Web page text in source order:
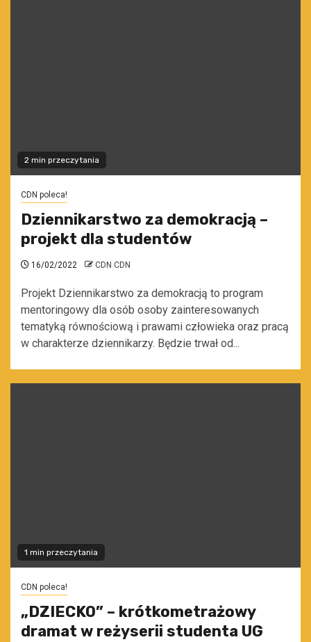
2 min przeczytania
CDN poleca!
Dziennikarstwo za demokracją –
projekt dla studentów
16/02/2022 CDN CDN
Projekt Dziennikarstwo za demokracją to program
mentoringowy dla osób osoby zainteresowanych
tematyką równościową i prawami człowieka oraz pracą
w charakterze dziennikarzy. Będzie trwał od...
1 min przeczytania
CDN poleca!
„DZIECKO” – krótkometrażowy
dramat w reżyserii studenta UG